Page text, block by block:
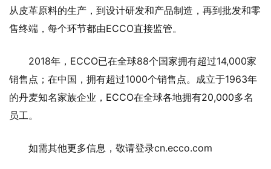
从皮革原料的生产，到设计研发和产品制造，再到批发和零
售终端，每个环节都由ECCO直接监管。
2018年，ECCO已在全球88个国家拥有超过14,000家
销售点；在中国，拥有超过1000个销售点。成立于1963年
的丹麦知名家族企业，ECCO在全球各地拥有20,000多名
员工。
如需其他更多信息，敬请登录cn.ecco.com